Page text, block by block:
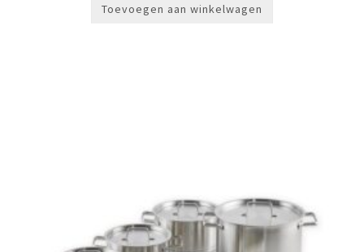
Toevoegen aan winkelwagen